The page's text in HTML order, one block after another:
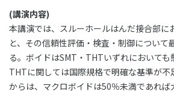
(講演内容)
本講演では、スルーホールはんだ接合部に
と、その信頼性評価・検査・制御について
る。ボイドはSMT・THTいずれにおいても
THTに関しては国際規格で明確な基準が不
からは、マクロボイドは50％未満であれ